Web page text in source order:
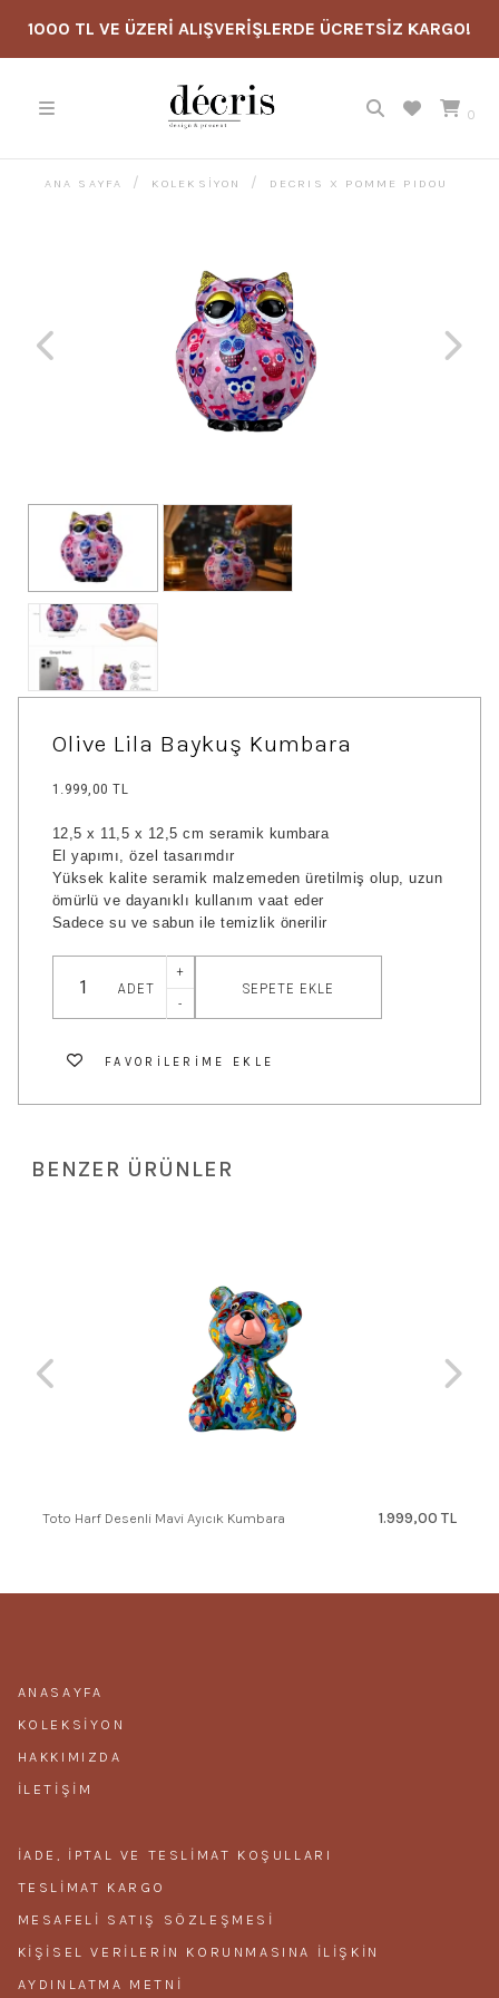
1000 TL VE ÜZERİ ALIŞVERİŞLERDE ÜCRETSİZ KARGO!
0
ANA SAYFA KOLEKSİYON DECRIS X POMME PIDOU
Olive Lila Baykuş Kumbara
1.999,00 TL
12,5 x 11,5 x 12,5 cm seramik kumbara
El yapımı, özel tasarımdır
Yüksek kalite seramik malzemeden üretilmiş olup, uzun
ömürlü ve dayanıklı kullanım vaat eder
Sadece su ve sabun ile temizlik önerilir
ADET
+
-
SEPETE EKLE
FAVORILERIME EKLE
BENZER ÜRÜNLER
Toto Harf Desenli Mavi Ayıcık Kumbara 1.999,00 TL
ANASAYFA
KOLEKSIYON
HAKKIMIZDA
İLETIŞIM
İADE, İPTAL VE TESLIMAT KOŞULLARI
TESLIMAT KARGO
MESAFELI SATIŞ SÖZLEŞMESI
KIŞISEL VERILERIN KORUNMASINA ILIŞKIN
AYDINLATMA METNI